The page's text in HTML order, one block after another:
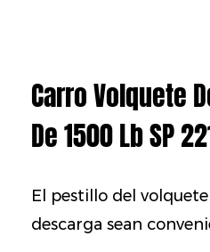
Carro Volquete
De 1500 Lb SP
El pestillo del
descarga sean